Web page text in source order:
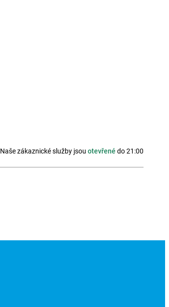
Naše zákaznické služby jsou otevřené do21:00